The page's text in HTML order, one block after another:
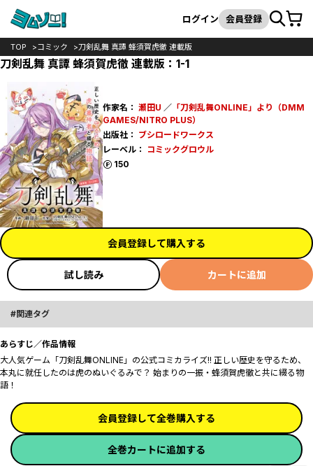
検索
ログイン 会員登録カート
TOP コミック 刀剣乱舞 真譚 蜂須賀虎徹 連載版
刀剣乱舞 真譚 蜂須賀虎徹 連載版：1-1
作家名： 瀬田U ／「刀剣乱舞ONLINE」より（DMM
GAMES/NITRO PLUS）
出版社： ブシロードワークス
レーベル：
コミックグロウル
150
ポイント
会員登録して購入する
試し読み カートに追加
関連タグ
あらすじ／作品情報
大人気ゲーム「刀剣乱舞ONLINE」の公式コミカライズ!! 正しい歴史を守るため、
本丸に就任したのは虎のぬいぐるみで？ 始まりの一振・蜂須賀虎徹と共に綴る物
語！
会員登録して全巻購入する
全巻カートに追加する